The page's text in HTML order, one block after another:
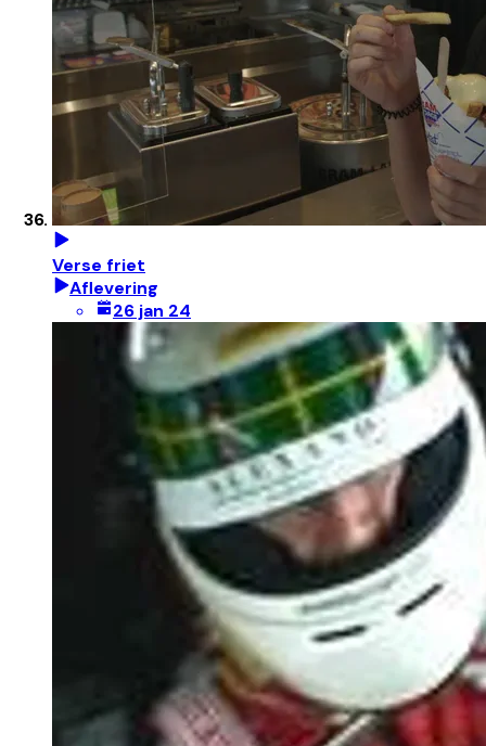
Verse friet
Aflevering
26 jan 24